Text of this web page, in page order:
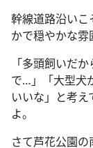
幹線道路沿い
かで穏やかな雰
「多頭飼いだ
で…」「大型犬
いいな」と考
よ。
さて芦花公園